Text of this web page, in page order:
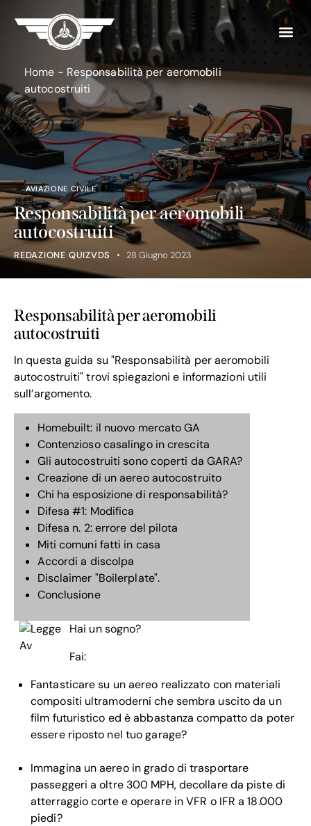
Home - Responsabilità per aeromobili
autocostruiti
AVIAZIONE CIVILE
Responsabilità per aeromobili
autocostruiti
REDAZIONE QUIZVDS 28 Giugno 2023
Responsabilità per aeromobili
autocostruiti
In questa guida su "Responsabilità per aeromobili
autocostruiti" trovi spiegazioni e informazioni utili
sull’argomento.
Homebuilt: il nuovo mercato GA
Contenzioso casalingo in crescita
Gli autocostruiti sono coperti da GARA?
Creazione di un aereo autocostruito
Chi ha esposizione di responsabilità?
Difesa #1: Modifica
Difesa n. 2: errore del pilota
Miti comuni fatti in casa
Accordi a discolpa
Disclaimer "Boilerplate".
Conclusione
Hai un sogno?
Fai:
Fantasticare su un aereo realizzato con materiali
compositi ultramoderni che sembra uscito da un
film futuristico ed è abbastanza compatto da poter
essere riposto nel tuo garage?
Immagina un aereo in grado di trasportare
passeggeri a oltre 300 MPH, decollare da piste di
atterraggio corte e operare in VFR o IFR a 18.000
piedi?